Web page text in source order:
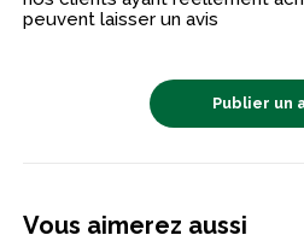
peuvent laisser un avis
Publier un
Vous aimerez aussi